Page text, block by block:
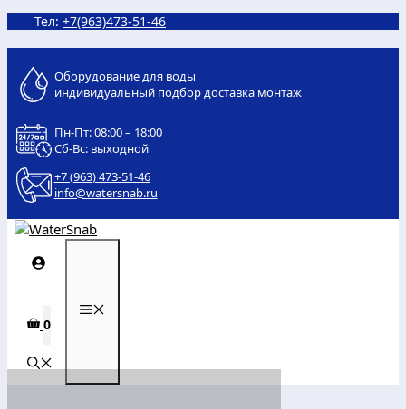
Перейти
Тел: +7(963)473-51-46
Оборудование для воды
индивидуальный подбор доставка монтаж
Пн-Пт: 08:00 – 18:00
Сб-Вс: выходной
+7 (963) 473-51-46
info@watersnab.ru
0